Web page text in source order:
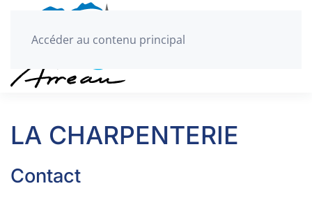
Accéder au contenu principal
LA CHARPENTERIE
Contact